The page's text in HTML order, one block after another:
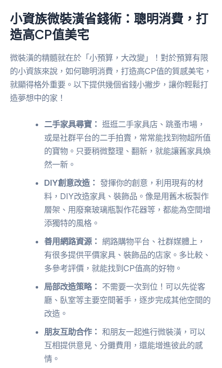
小資族微裝潢省錢術：聰明消費，打
造高CP值美宅
微裝潢的精髓就在於「小預算，大改變」！對於預算有限
的小資族來說，如何聰明消費，打造高CP值的質感美宅，
就顯得格外重要。以下提供幾個省錢小撇步，讓你輕鬆打
造夢想中的家！
二手家具尋寶： 逛逛二手家具店、跳蚤市場，
或是社群平台的二手拍賣，常常能找到物超所值
的寶物。只要稍微整理、翻新，就能讓舊家具煥
然一新。
DIY創意改造： 發揮你的創意，利用現有的材
料，DIY改造家具、裝飾品。像是用舊木板製作
層架、用廢棄玻璃瓶製作花器等，都能為空間增
添獨特的風格。
善用網路資源： 網路購物平台、社群媒體上，
有很多提供平價家具、裝飾品的店家。多比較、
多參考評價，就能找到CP值高的好物。
局部改造策略： 不需要一次到位！可以先從客
廳、臥室等主要空間著手，逐步完成其他空間的
改造。
朋友互助合作： 和朋友一起進行微裝潢，可以
互相提供意見、分攤費用，還能增進彼此的感
情。